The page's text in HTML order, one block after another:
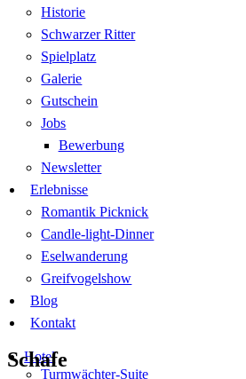
Historie
Schwarzer Ritter
Spielplatz
Galerie
Gutschein
Jobs
Bewerbung
Newsletter
Erlebnisse
Romantik Picknick
Candle-light-Dinner
Eselwanderung
Greifvogelshow
Blog
Kontakt
Hotel
Turmwächter-Suite
Schafe